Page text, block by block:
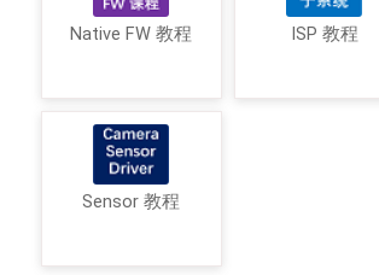
Native FW 教程 ISP 教程
Sensor 教程